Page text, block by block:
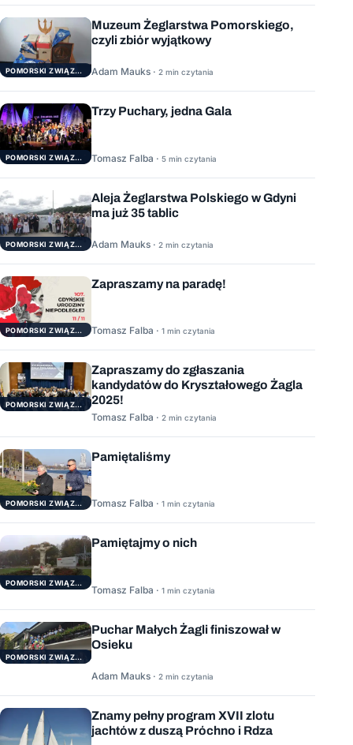
POMORSKI ZWIĄZEK ŻEGLARSKI
Muzeum Żeglarstwa Pomorskiego,
czyli zbiór wyjątkowy
Adam Mauks · 2 min czytania
POMORSKI ZWIĄZEK ŻEGLARSKI
Trzy Puchary, jedna Gala
Tomasz Falba · 5 min czytania
POMORSKI ZWIĄZEK ŻEGLARSKI
Aleja Żeglarstwa Polskiego w Gdyni
ma już 35 tablic
Adam Mauks · 2 min czytania
POMORSKI ZWIĄZEK ŻEGLARSKI
Zapraszamy na paradę!
Tomasz Falba · 1 min czytania
POMORSKI ZWIĄZEK ŻEGLARSKI
Zapraszamy do zgłaszania
kandydatów do Kryształowego Żagla
2025!
Tomasz Falba · 2 min czytania
POMORSKI ZWIĄZEK ŻEGLARSKI
Pamiętaliśmy
Tomasz Falba · 1 min czytania
POMORSKI ZWIĄZEK ŻEGLARSKI
Pamiętajmy o nich
Tomasz Falba · 1 min czytania
POMORSKI ZWIĄZEK ŻEGLARSKI
Puchar Małych Żagli finiszował w
Osieku
Adam Mauks · 2 min czytania
Znamy pełny program XVII zlotu
jachtów z duszą Próchno i Rdza